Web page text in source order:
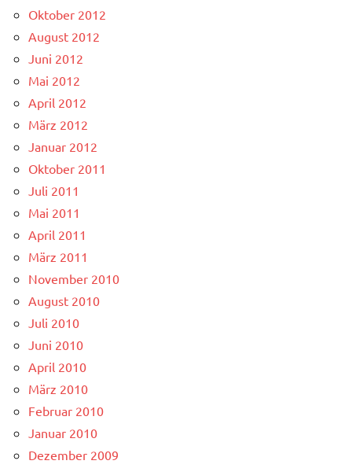
Oktober 2012
August 2012
Juni 2012
Mai 2012
April 2012
März 2012
Januar 2012
Oktober 2011
Juli 2011
Mai 2011
April 2011
März 2011
November 2010
August 2010
Juli 2010
Juni 2010
April 2010
März 2010
Februar 2010
Januar 2010
Dezember 2009